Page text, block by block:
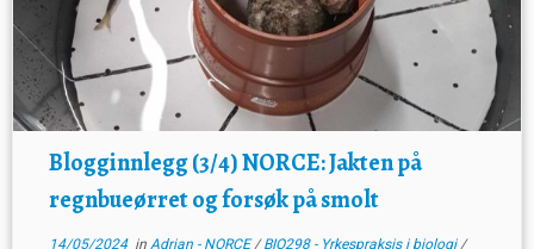
Blogginnlegg (3/4) NORCE: Jakten på
regnbueørret og forsøk på smolt
14/05/2024in Adrian - NORCE/BIO298 - Yrkespraksis i biologi/